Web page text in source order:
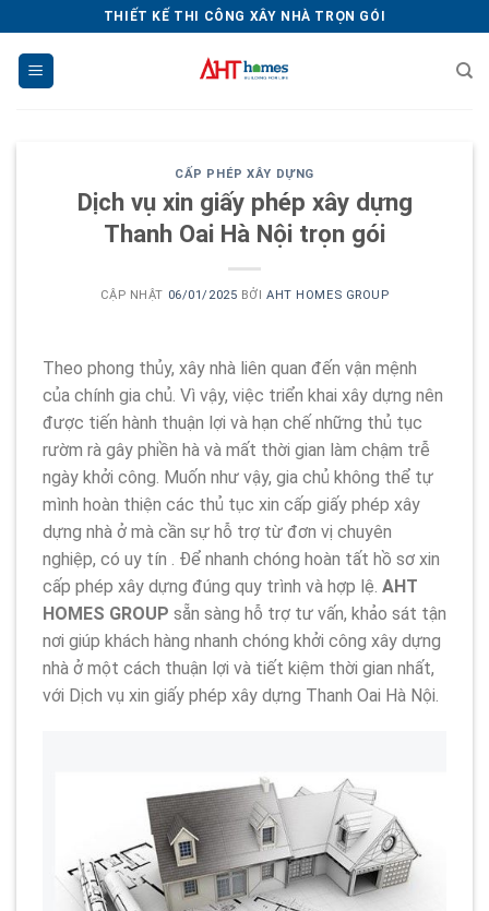
dung
THIẾT KẾ THI CÔNG XÂY NHÀ TRỌN GÓI
CẤP PHÉP XÂY DỰNG
Dịch vụ xin giấy phép xây dựng
Thanh Oai Hà Nội trọn gói
CẬP NHẬT 06/01/2025 BỞIAHT HOMES GROUP
Theo phong thủy, xây nhà liên quan đến vận mệnh
của chính gia chủ. Vì vậy, việc triển khai xây dựng nên
được tiến hành thuận lợi và hạn chế những thủ tục
rườm rà gây phiền hà và mất thời gian làm chậm trễ
ngày khởi công. Muốn như vậy, gia chủ không thể tự
mình hoàn thiện các thủ tục xin cấp giấy phép xây
dựng nhà ở mà cần sự hỗ trợ từ đơn vị chuyên
nghiệp, có uy tín . Để nhanh chóng hoàn tất hồ sơ xin
cấp phép xây dựng đúng quy trình và hợp lệ. AHT
HOMES GROUP sẵn sàng hỗ trợ tư vấn, khảo sát tận
nơi giúp khách hàng nhanh chóng khởi công xây dựng
nhà ở một cách thuận lợi và tiết kiệm thời gian nhất,
với Dịch vụ xin giấy phép xây dựng Thanh Oai Hà Nội.